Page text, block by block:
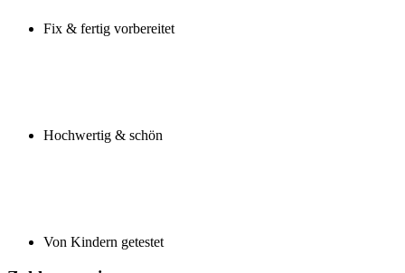
Fix & fertig vorbereitet
Hochwertig & schön
Von Kindern getestet